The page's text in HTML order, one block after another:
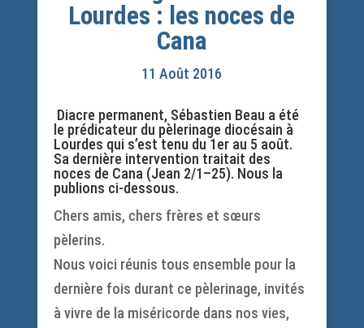
Lourdes : les noces de
Cana
11 Août 2016
Diacre permanent, Sébastien Beau a été
le prédicateur du pèlerinage diocésain à
Lourdes qui s’est tenu du 1er au 5 août.
Sa dernière intervention traitait des
noces de Cana (Jean 2/1–25). Nous la
publions ci-dessous.
Chers amis, chers frères et sœurs
pèlerins.
Nous voici réunis tous ensemble pour la
dernière fois durant ce pèlerinage, invités
à vivre de la miséricorde dans nos vies,